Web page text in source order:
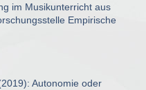
im Musikunterricht aus
Empirische
Autonomie oder